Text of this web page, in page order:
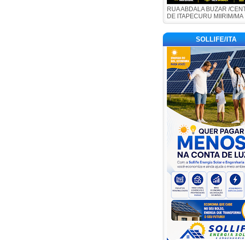
RUA ABDALA BUZAR /
DE ITAPECURU MIIRIM/MA
SOLLIFE/ITA